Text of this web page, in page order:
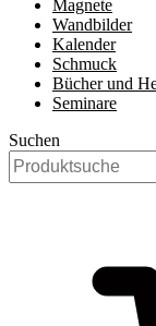
Magnete
Wandbilder
Kalender
Schmuck
Bücher und
Seminare
Suchen